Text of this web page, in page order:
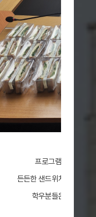
프로그램 시작 전에
든든한 샌드위치와 시원한
학우분들은 편안한